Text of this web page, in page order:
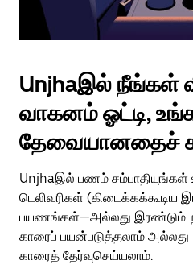
Unjhaஇல் நீங்கள்
வாகனம் ஓட்டி,
தேவையானதைச்
Unjhaஇல் பணம்
டெலிவரிகள் (கிடைக்கக்கூடிய
பயணங்கள்—அல்லது
காரைப் பயன்படுத்தலாம்
காரைத் தேர்வுசெய்யலாம்.